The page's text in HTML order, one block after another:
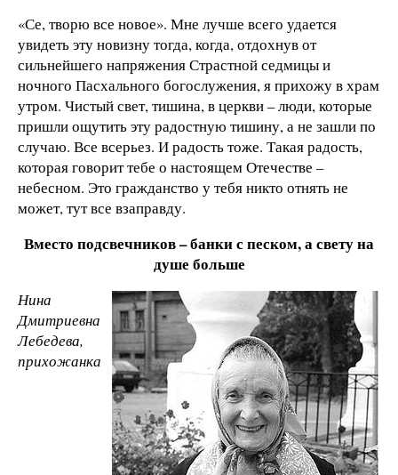
«Се, творю все новое». Мне лучше всего удается
увидеть эту новизну тогда, когда, отдохнув от
сильнейшего напряжения Страстной седмицы и
ночного Пасхального богослужения, я прихожу в храм
утром. Чистый свет, тишина, в церкви – люди, которые
пришли ощутить эту радостную тишину, а не зашли по
случаю. Все всерьез. И радость тоже. Такая радость,
которая говорит тебе о настоящем Отечестве –
небесном. Это гражданство у тебя никто отнять не
может, тут все взаправду.
Вместо подсвечников – банки с песком, а свету на
душе больше
Нина
Дмитриевна
Лебедева,
прихожанка